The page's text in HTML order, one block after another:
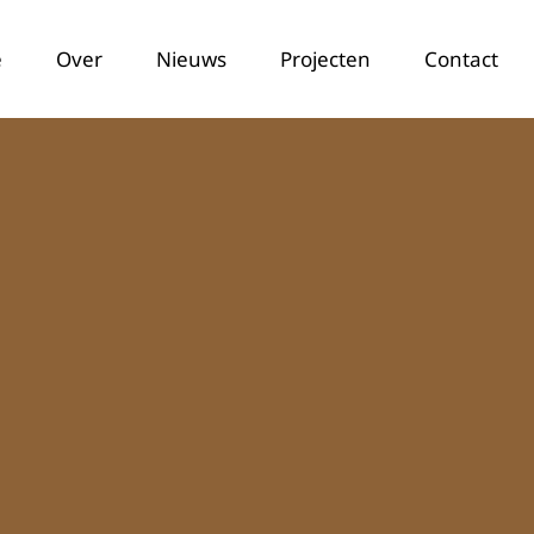
Over Nieuws Projecten Contact